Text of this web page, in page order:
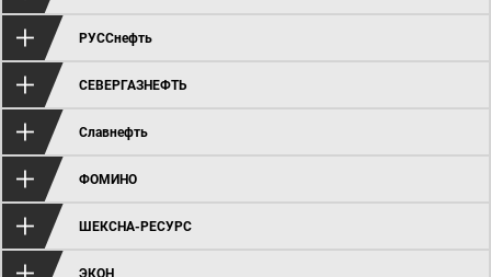
РУССнефть
СЕВЕРГАЗНЕФТЬ
Славнефть
ФОМИНО
ШЕКСНА-РЕСУРС
ЭКОН